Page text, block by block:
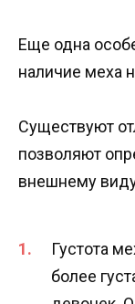
Еще одна
наличие меха
Существуют
позволяют
внешнему
Густота
более